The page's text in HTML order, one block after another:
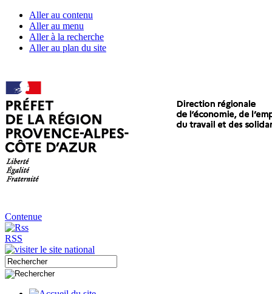
Aller au contenu
Aller au menu
Aller à la recherche
Aller au plan du site
Contenue
RSS